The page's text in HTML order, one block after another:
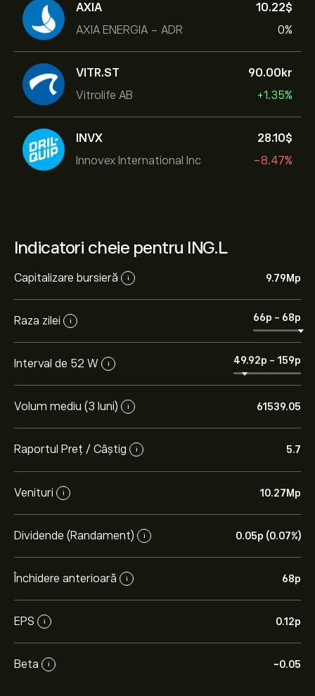
AXIA
AXIA ENERGIA - ADR
10.22‎$‎
0%
VITR.ST
Vitrolife AB
90.00‎kr‎
+1.35%
INVX
Innovex International Inc
28.10‎$‎
-8.47%
Indicatori cheie pentru ING.L
Capitalizare bursieră i 9.79M‎p‎
Raza zilei i 66‎p‎ - 68‎p‎
Interval de 52 W i 49.92‎p‎ - 159‎p‎
Volum mediu (3 luni) i 61539.05
Raportul Preț / Câștig i 5.7
Venituri i 10.27M‎p‎
Dividende (Randament) i 0.05‎p‎ (0.07%)
Închidere anterioară i 68‎p‎
EPS i 0.12‎p‎
Beta i -0.05